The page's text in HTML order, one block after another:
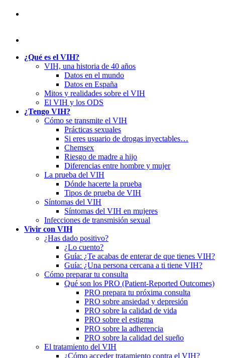
¿Qué es el VIH?
VIH, una historia de 40 años
Datos en el mundo
Datos en España
Mitos y realidades sobre el VIH
El VIH y los ODS
¿Tengo VIH?
Cómo se transmite el VIH
Prácticas sexuales
Si eres usuario de drogas inyectables…
Chemsex
Riesgo de madre a hijo
Diferencias entre hombre y mujer
La prueba del VIH
Dónde hacerte la prueba
Tipos de prueba de VIH
Síntomas del VIH
Síntomas del VIH en mujeres
Infecciones de transmisión sexual
Vivir con VIH
¿Has dado positivo?
¿Lo cuento?
Guía: ¿Te acabas de enterar de que tienes VIH?
Guía: ¿Una persona cercana a ti tiene VIH?
Cómo preparar tu consulta
Qué son los PRO (Patient-Reported Outcomes)
PRO prepara tu próxima consulta
PRO sobre ansiedad y depresión
PRO sobre la calidad de vida
PRO sobre el estigma
PRO sobre la adherencia
PRO sobre la calidad del sueño
El tratamiento del VIH
¿Cómo acceder tratamiento contra el VIH?